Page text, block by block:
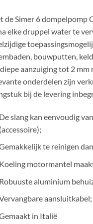
de Simer 6 dompelpomp
elke druppel water te
bouwputten,
aanzuiging tot 2 mm
onderdelen zijn
bij de levering
slang kan eenvoudig
te reinigen
motormantel
aluminium
aansluitkabel;
in Italië